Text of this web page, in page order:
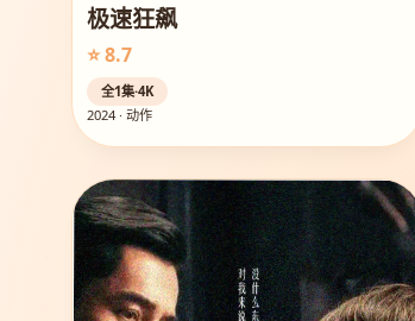
极速狂飙
⭐ 8.7
全1集·4K
2024 · 动作